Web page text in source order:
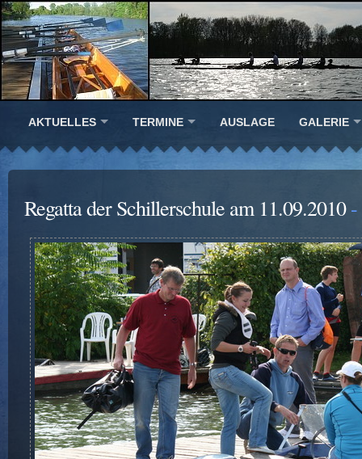
AKTUELLES TERMINE AUSLAGE GALERIE
Regatta der Schillerschule am 11.09.2010-